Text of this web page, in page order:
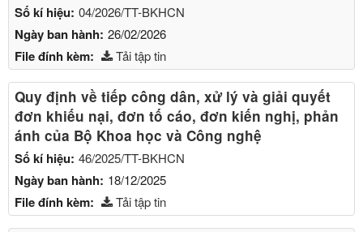
Số kí hiệu: 04/2026/TT-BKHCN
Ngày ban hành: 26/02/2026
File đính kèm: Tải tập tin
Quy định về tiếp công dân, xử lý và giải quyết
đơn khiếu nại, đơn tố cáo, đơn kiến nghị, phản
ánh của Bộ Khoa học và Công nghệ
Số kí hiệu: 46/2025/TT-BKHCN
Ngày ban hành: 18/12/2025
File đính kèm: Tải tập tin